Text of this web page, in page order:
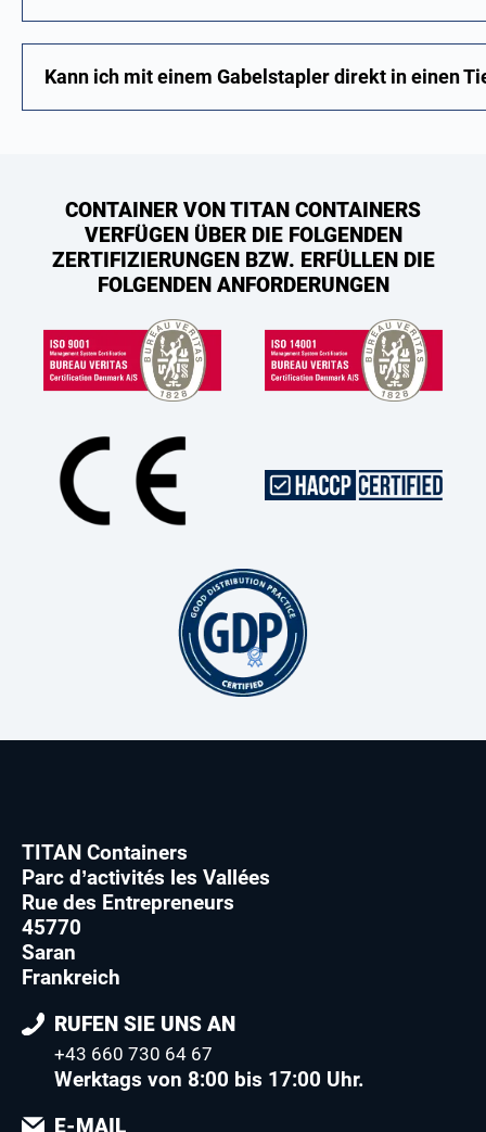
Kann ich mit einem Gabelstapler direkt in einen
CONTAINER VON TITAN CONTAINERS
VERFÜGEN ÜBER DIE FOLGENDEN
ZERTIFIZIERUNGEN BZW. ERFÜLLEN DIE
FOLGENDEN ANFORDERUNGEN
TITAN Containers
Parc d’activités les Vallées
Rue des Entrepreneurs
45770
Saran
Frankreich
RUFEN SIE UNS AN
+43 660 730 64 67
Werktags von 8:00 bis 17:00 Uhr.
E-MAIL